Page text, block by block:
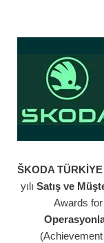
ŠKODA
yılı Satış ve
Awards